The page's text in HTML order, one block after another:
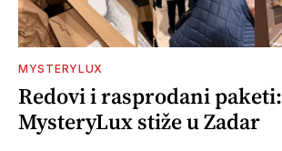
MYSTERYLUX
Redovi i rasprodani paketi:
MysteryLux stiže u Zadar